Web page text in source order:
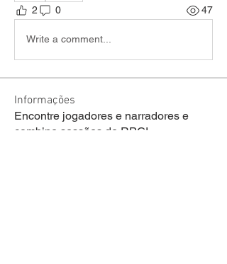
2 0 47
Write a comment...
Informações
Encontre jogadores e narradores e
combine sessões de RPG!